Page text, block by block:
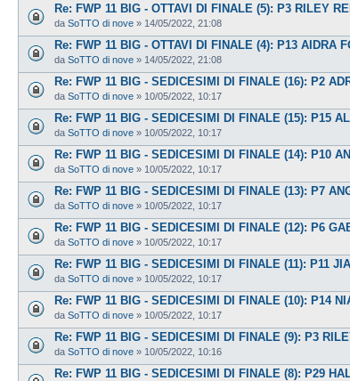
Re: FWP 11 BIG - OTTAVI DI FINALE (5): P3 RILEY
da SoTTO di nove » 14/05/2022, 21:08
Re: FWP 11 BIG - OTTAVI DI FINALE (4): P13 AIDRA
da SoTTO di nove » 14/05/2022, 21:08
Re: FWP 11 BIG - SEDICESIMI DI FINALE (16): P2
da SoTTO di nove » 10/05/2022, 10:17
Re: FWP 11 BIG - SEDICESIMI DI FINALE (15): P15
da SoTTO di nove » 10/05/2022, 10:17
Re: FWP 11 BIG - SEDICESIMI DI FINALE (14): P10
da SoTTO di nove » 10/05/2022, 10:17
Re: FWP 11 BIG - SEDICESIMI DI FINALE (13): P7
da SoTTO di nove » 10/05/2022, 10:17
Re: FWP 11 BIG - SEDICESIMI DI FINALE (12): P6
da SoTTO di nove » 10/05/2022, 10:17
Re: FWP 11 BIG - SEDICESIMI DI FINALE (11): P11
da SoTTO di nove » 10/05/2022, 10:17
Re: FWP 11 BIG - SEDICESIMI DI FINALE (10): P14
da SoTTO di nove » 10/05/2022, 10:17
Re: FWP 11 BIG - SEDICESIMI DI FINALE (9): P3
da SoTTO di nove » 10/05/2022, 10:16
Re: FWP 11 BIG - SEDICESIMI DI FINALE (8): P29